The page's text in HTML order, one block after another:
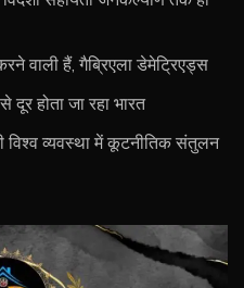
वाली हैं, गैब्रिएला डेमेट्रिएड्स
दूर होता जा रहा भारत
विश्व व्यवस्था में कूटनीतिक संतुलन